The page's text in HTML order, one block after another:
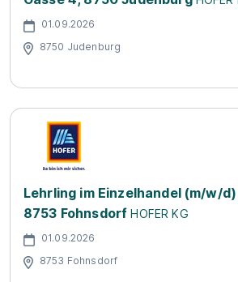
01.09.2026
8750 Judenburg
Lehrling im Einzelhandel (m/w/
8753 Fohnsdorf HOFER KG
01.09.2026
8753 Fohnsdorf